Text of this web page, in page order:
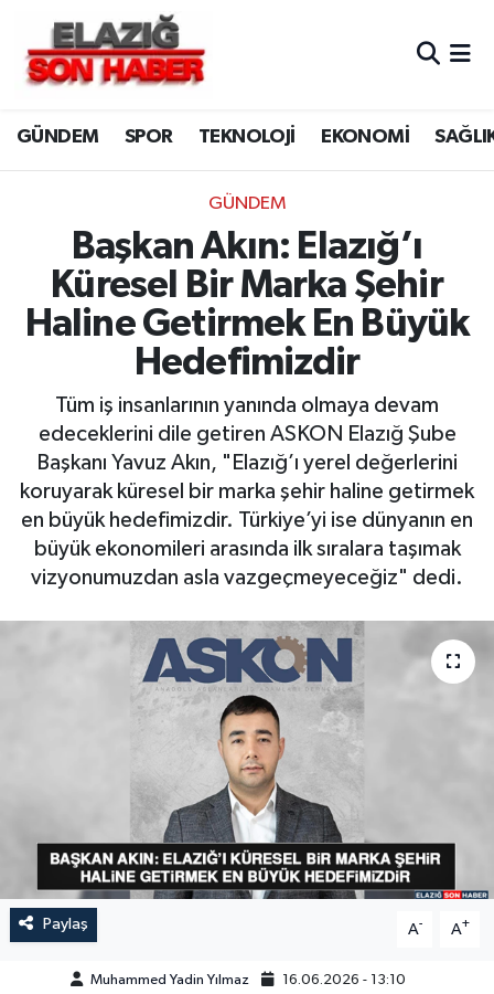
GÜNDEM SPOR TEKNOLOJİ EKONOMİ
GÜNDEM
Başkan Akın: Elazığ’ı
Küresel Bir Marka Şehir
Haline Getirmek En Büyük
Hedefimizdir
Tüm iş insanlarının yanında olmaya devam
edeceklerini dile getiren ASKON Elazığ Şube
Başkanı Yavuz Akın, "Elazığ’ı yerel değerlerini
koruyarak küresel bir marka şehir haline getirmek
en büyük hedefimizdir. Türkiye’yi ise dünyanın en
büyük ekonomileri arasında ilk sıralara taşımak
vizyonumuzdan asla vazgeçmeyeceğiz" dedi.
Paylaş A- A+
Muhammed Yadin Yılmaz 16.06.2026 - 13:10
CANLI YAYIN
ASAYİŞ
BİLİM VE TEKNOLOJİ
DÜNYA
EĞİTİM
EKONOMİ
ELAZIĞ
GENEL
GÜNDEM
HABERDE İNSAN
KÜLTÜR-SANAT
MAGAZİN
ÖZEL HABER
POLİTİKA
SAĞLIK
SİYASET
Merkez Hava Durumu
Merkez Trafik Yoğunluk Haritası
Süper Lig Puan Durumu ve Fikstür
Tüm Manşetler
Son Dakika Haberleri
Haber Arşivi